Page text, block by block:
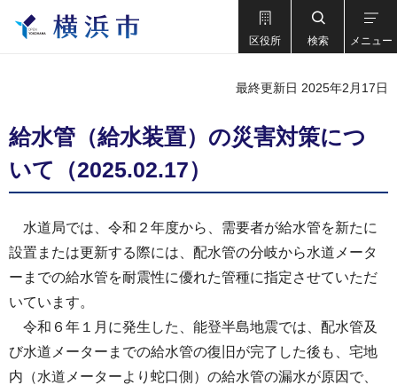
区役所 検索 メニュー
最終更新日 2025年2月17日
給水管（給水装置）の災害対策につ
いて（2025.02.17）
水道局では、令和２年度から、需要者が給水管を新たに
設置または更新する際には、配水管の分岐から水道メータ
ーまでの給水管を耐震性に優れた管種に指定させていただ
いています。
令和６年１月に発生した、能登半島地震では、配水管及
び水道メーターまでの給水管の復旧が完了した後も、宅地
内（水道メーターより蛇口側）の給水管の漏水が原因で、